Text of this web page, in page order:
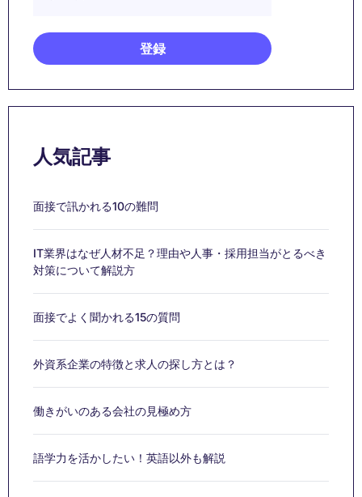
人気記事
面接で訊かれる10の難問
IT業界はなぜ人材不足？理由や人事・採用担当がとるべき
対策について解説方
面接でよく聞かれる15の質問
外資系企業の特徴と求人の探し方とは？
働きがいのある会社の見極め方
語学力を活かしたい！英語以外も解説